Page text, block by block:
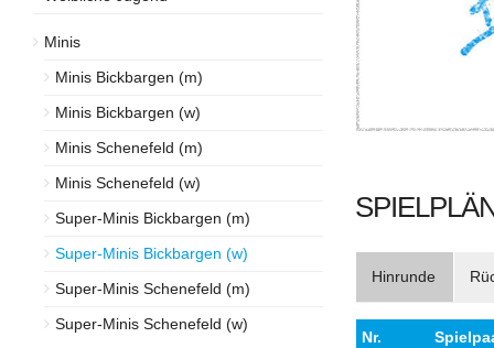
Minis
Minis Bickbargen (m)
Minis Bickbargen (w)
Minis Schenefeld (m)
Minis Schenefeld (w)
Super-Minis Bickbargen (m)
Super-Minis Bickbargen (w)
Super-Minis Schenefeld (m)
Super-Minis Schenefeld (w)
Hinrunde
Nr.